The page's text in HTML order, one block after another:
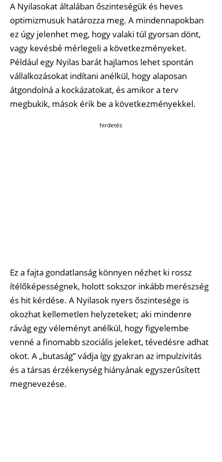
A Nyilasokat általában őszinteségük és heves
optimizmusuk határozza meg. A mindennapokban
ez úgy jelenhet meg, hogy valaki túl gyorsan dönt,
vagy kevésbé mérlegeli a következményeket.
Például egy Nyilas barát hajlamos lehet spontán
vállalkozásokat indítani anélkül, hogy alaposan
átgondolná a kockázatokat, és amikor a terv
megbukik, mások érik be a következményekkel.
hirdetés
Ez a fajta gondatlanság könnyen nézhet ki rossz
ítélőképességnek, holott sokszor inkább merészség
és hit kérdése. A Nyilasok nyers őszintesége is
okozhat kellemetlen helyzeteket; aki mindenre
rávág egy véleményt anélkül, hogy figyelembe
venné a finomabb szociális jeleket, tévedésre adhat
okot. A „butaság” vádja így gyakran az impulzivitás
és a társas érzékenység hiányának egyszerűsített
megnevezése.